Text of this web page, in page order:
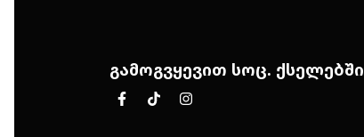
გამოგვყევით სოც. ქსელებში